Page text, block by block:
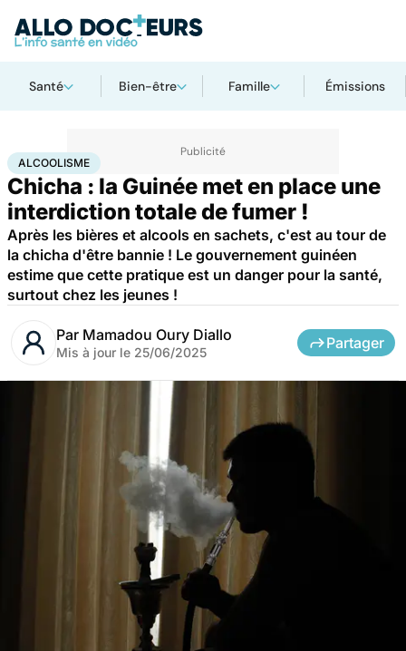
Santé Bien-être Famille Émissions
AccueilSantéMaladies Drogues et addictions
ALCOOLISME
Chicha : la Guinée met en place une
interdiction totale de fumer !
Après les bières et alcools en sachets, c'est au tour de
la chicha d'être bannie ! Le gouvernement guinéen
estime que cette pratique est un danger pour la santé,
surtout chez les jeunes !
Par Mamadou Oury Diallo
Mis à jour le 25/06/2025
Partager